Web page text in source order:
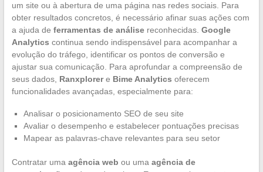
um site ou à abertura de uma página nas redes sociais. Para
obter resultados concretos, é necessário afinar suas ações com
a ajuda de ferramentas de análisereconhecidas. Google
Analytics continua sendo indispensável para acompanhar a
evolução do tráfego, identificar os pontos de conversão e
ajustar sua comunicação. Para aprofundar a compreensão de
seus dados, Ranxplorere Bime Analytics oferecem
funcionalidades avançadas, especialmente para:
Analisar o posicionamento SEO de seu site
Avaliar o desempenho e estabelecer pontuações precisas
Mapear as palavras-chave relevantes para seu setor
Contratar uma agência web ou uma agência de